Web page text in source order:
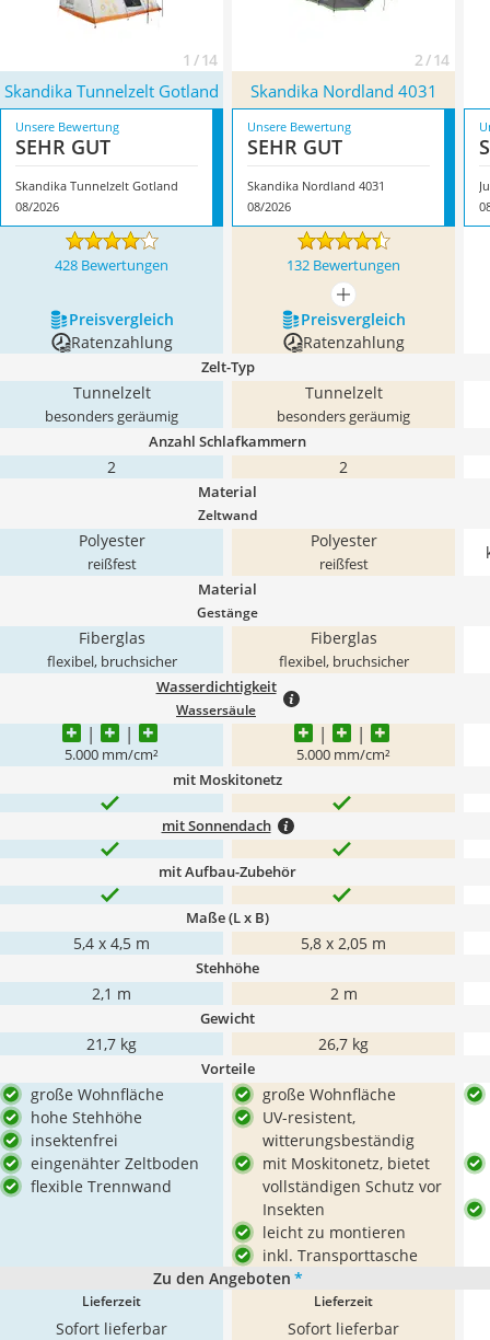
1 / 14 2 / 14
Skandika Tunnelzelt Gotland Skandika Nordland 4031
Unsere Bewertung
SEHR GUT
Skandika Tunnelzelt Gotland
08/2026
Unsere Bewertung
SEHR GUT
Skandika Nordland 4031
08/2026
428 Bewertungen 132 Bewertungen
mehr anzeigen
Preis­vergleich
Preis­vergleich
Ratenzahlung
Ratenzahlung
Zelt-Typ
Tunnelzelt
besonders geräumig
Tunnelzelt
besonders geräumig
Anzahl Schlafkammern
2 2
Material
Zeltwand
Polyester
reißfest
Polyester
reißfest
Material
Gestänge
Fiberglas
flexibel, bruchsicher
Fiberglas
flexibel, bruchsicher
Wasserdichtigkeit
Wassersäule
5.000 mm/cm² 5.000 mm/cm²
mit Moskitonetz
mit Sonnendach
mit Aufbau-Zubehör
Maße (L x B)
5,4 x 4,5 m 5,8 x 2,05 m
Stehhöhe
2,1 m 2 m
Gewicht
21,7 kg 26,7 kg
Vorteile
große Wohnfläche
hohe Stehhöhe
insektenfrei
eingenähter Zeltboden
flexible Trennwand
große Wohnfläche
UV-resistent,
witterungsbeständig
mit Moskitonetz, bietet
vollständigen Schutz vor
Insekten
leicht zu montieren
inkl. Transporttasche
Zu den Angeboten *
Lieferzeit
Sofort lieferbar
Lieferzeit
Sofort lieferbar